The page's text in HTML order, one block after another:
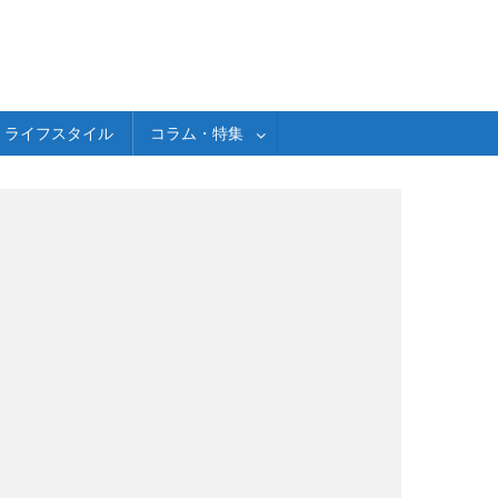
ライフスタイル コラム・特集